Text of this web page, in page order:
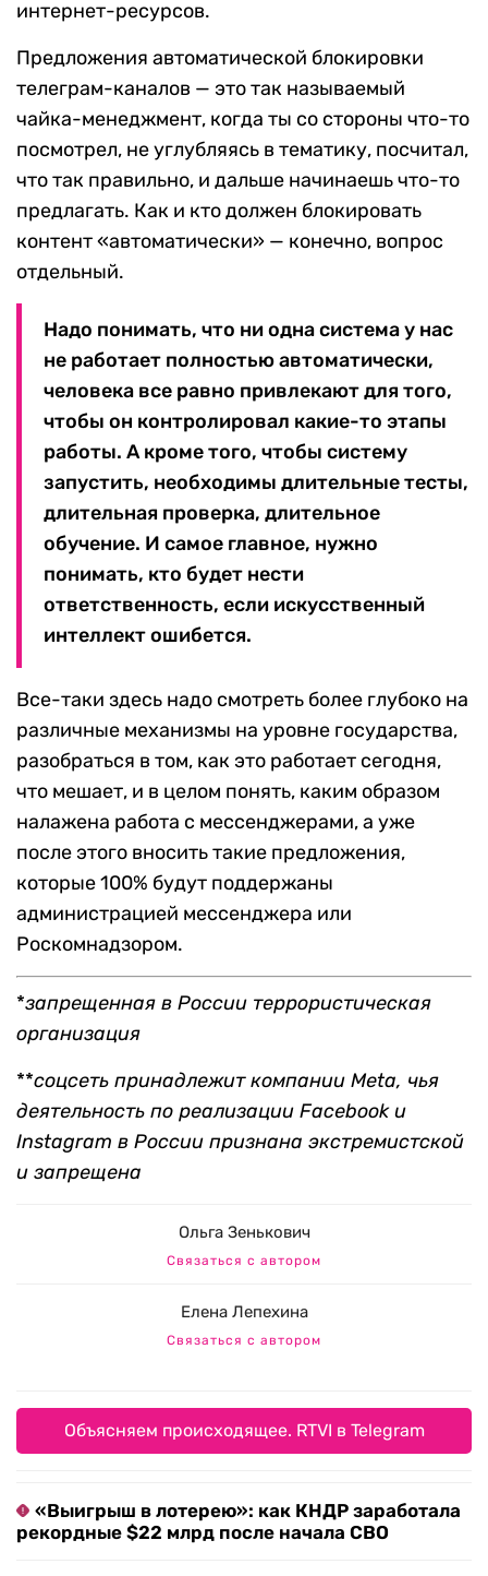
интернет-ресурсов.
Предложения автоматической блокировки
телеграм-каналов — это так называемый
чайка-менеджмент, когда ты со стороны что-то
посмотрел, не углубляясь в тематику, посчитал,
что так правильно, и дальше начинаешь что-то
предлагать. Как и кто должен блокировать
контент «автоматически» — конечно, вопрос
отдельный.
Надо понимать, что ни одна система у нас
не работает полностью автоматически,
человека все равно привлекают для того,
чтобы он контролировал какие-то этапы
работы. А кроме того, чтобы систему
запустить, необходимы длительные тесты,
длительная проверка, длительное
обучение. И самое главное, нужно
понимать, кто будет нести
ответственность, если искусственный
интеллект ошибется.
Все-таки здесь надо смотреть более глубоко на
различные механизмы на уровне государства,
разобраться в том, как это работает сегодня,
что мешает, и в целом понять, каким образом
налажена работа с мессенджерами, а уже
после этого вносить такие предложения,
которые 100% будут поддержаны
администрацией мессенджера или
Роскомнадзором.
*запрещенная в России террористическая
организация
**соцсеть принадлежит компании Meta, чья
деятельность по реализации Facebook и
Instagram в России признана экстремистской
и запрещена
Ольга Зенькович
Связаться с автором
Елена Лепехина
Связаться с автором
Объясняем происходящее. RTVI в Telegram
«Выигрыш в лотерею»: как КНДР заработала
рекордные $22 млрд после начала СВО